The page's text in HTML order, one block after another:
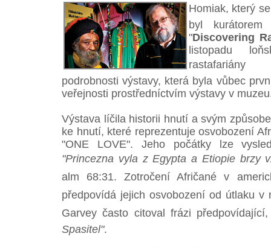
Homiak, který
byl
"Discovering
listopadu
rastafariány
podrobnosti výstavy, která byla vůbec
veřejnosti prostředníctvím výstavy v
Výstava líčila historii hnutí a svým
ke hnutí, které reprezentuje osvobození
"ONE LOVE". Jeho počátky lze
"Princezna vyla z Egypta a Etiopie brzy
alm 68:31. Zotročení Afričané v
předpovídá jejich osvobození od útlaku v
Garvey často citoval frázi
Spasitel".